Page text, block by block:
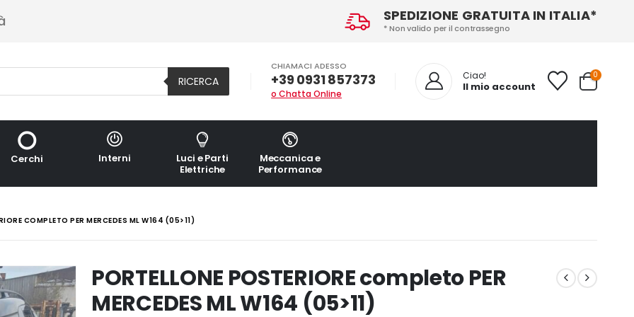
SPEDIZIONE GRATUITA IN ITALIA*
* Non valido per il contrassegno
RICERCA
CHIAMACI ADESSO
+39 0931 857373
o Chatta Online
Ciao!
Il mio account
0
Cerchi Interni
Luci e Parti
Elettriche
Meccanica e
Performance
COMPLETO PER MERCEDES ML W164 (05>11)
PORTELLONE POSTERIORE completo PER
MERCEDES ML W164 (05>11)